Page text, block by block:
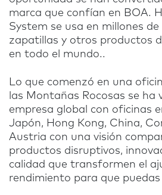
marca que confían en BOA.
System se usa en millones
zapatillas y otros productos
en todo el mundo..
Lo que comenzó en una
las Montañas Rocosas se ha
empresa global con oficinas
Japón, Hong Kong, China,
Austria con una visión
productos disruptivos,
calidad que transformen el
rendimiento para que